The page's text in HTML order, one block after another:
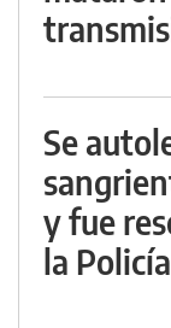
Se
y fue
la Policía